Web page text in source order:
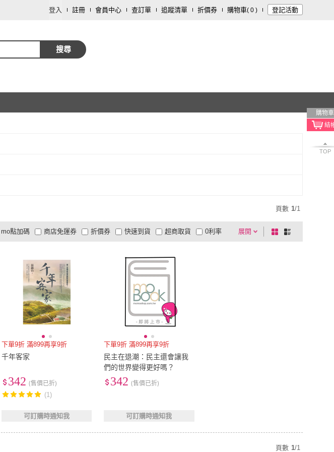
登入 註冊 會員中心 查訂單 追蹤清單 折價券 購物車( 0 ) 登記活動
搜尋
購物車
TOP
頁數 1/1
展開
折價券
有影片
商品有量 電視購物
mo點加碼 快速到貨 超商取貨
大家電安心配
大家電快配
商店免運券 0利率
及以上 3 及以上 1 及以上
棋
盤
列
下單9折 滿899再享9折
千年客家
342 (售價已折)
(1)
可訂購時通知我
下單9折 滿899再享9折
民主在退潮：民主還會讓我
們的世界變得更好嗎？
342 (售價已折)
可訂購時通知我
頁數 1/1